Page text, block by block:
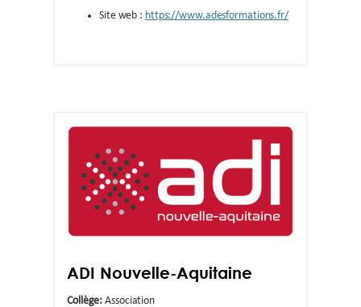
Site web : https://www.adesformations.fr/
ADI Nouvelle-Aquitaine
Collège: Association